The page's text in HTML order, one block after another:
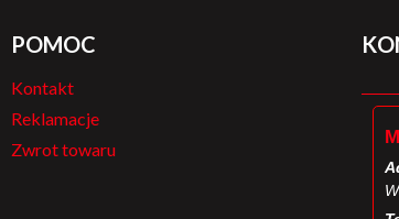
POMOC
Kontakt
Reklamacje
Zwrot towaru